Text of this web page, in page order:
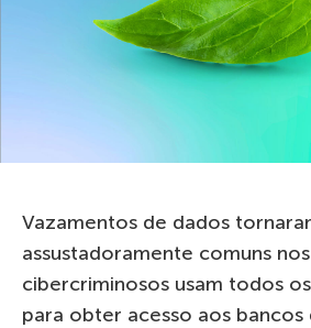
Vazamentos de dados
assustadoramente comuns
cibercriminosos usam todos
para obter acesso aos bancos